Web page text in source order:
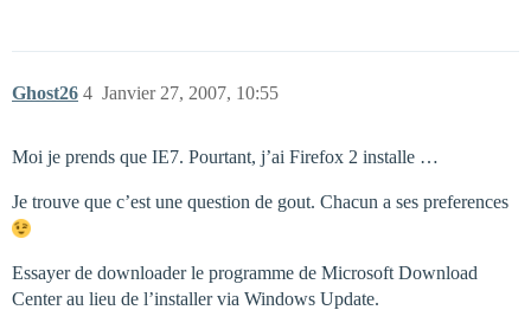
Ghost26 Janvier 27, 2007, 10:55
4
Moi je prends que IE7. Pourtant, j’ai Firefox 2 installe …
Je trouve que c’est une question de gout. Chacun a ses preferences
Essayer de downloader le programme de Microsoft Download
Center au lieu de l’installer via Windows Update.